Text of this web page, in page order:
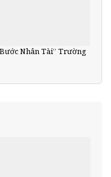
Nhân Tài” Trường